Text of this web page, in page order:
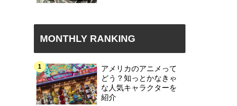
MONTHLY RANKING
アメリカのアニメって
どう？知っとかなきゃ
な人気キャラクターを
紹介